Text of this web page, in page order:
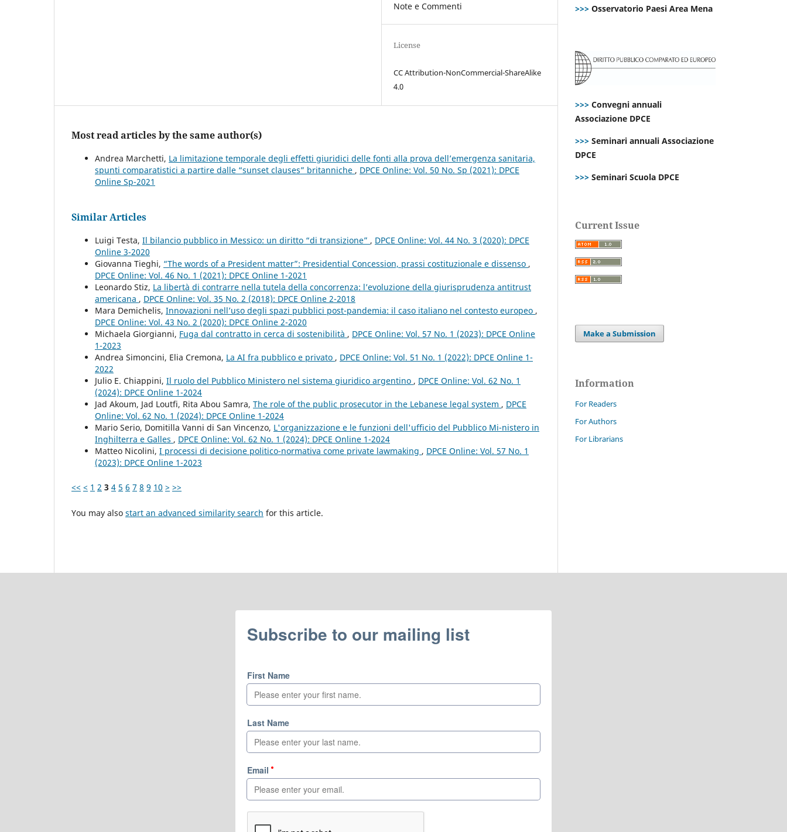
Note e Commenti
License
CC Attribution-NonCommercial-ShareAlike
4.0
Most read articles by the same author(s)
Andrea Marchetti, La limitazione temporale degli effetti giuridici delle fonti alla prova dell’emergenza sanitaria,
spunti comparatistici a partire dalle “sunset clauses” britanniche , DPCE Online: Vol. 50 No. Sp (2021): DPCE
Online Sp-2021
Similar Articles
Luigi Testa, Il bilancio pubblico in Messico: un diritto “di transizione” , DPCE Online: Vol. 44 No. 3 (2020): DPCE
Online 3-2020
Giovanna Tieghi, “The words of a President matter”: Presidential Concession, prassi costituzionale e dissenso ,
DPCE Online: Vol. 46 No. 1 (2021): DPCE Online 1-2021
Leonardo Stiz, La libertà di contrarre nella tutela della concorrenza: l’evoluzione della giurisprudenza antitrust
americana , DPCE Online: Vol. 35 No. 2 (2018): DPCE Online 2-2018
Mara Demichelis, Innovazioni nell’uso degli spazi pubblici post-pandemia: il caso italiano nel contesto europeo ,
DPCE Online: Vol. 43 No. 2 (2020): DPCE Online 2-2020
Michaela Giorgianni, Fuga dal contratto in cerca di sostenibilità , DPCE Online: Vol. 57 No. 1 (2023): DPCE Online
1-2023
Andrea Simoncini, Elia Cremona, La AI fra pubblico e privato , DPCE Online: Vol. 51 No. 1 (2022): DPCE Online 1-
2022
Julio E. Chiappini, Il ruolo del Pubblico Ministero nel sistema giuridico argentino , DPCE Online: Vol. 62 No. 1
(2024): DPCE Online 1-2024
Jad Akoum, Jad Loutfi, Rita Abou Samra, The role of the public prosecutor in the Lebanese legal system , DPCE
Online: Vol. 62 No. 1 (2024): DPCE Online 1-2024
Mario Serio, Domitilla Vanni di San Vincenzo, L'organizzazione e le funzioni dell'ufficio del Pubblico Mi-nistero in
Inghilterra e Galles , DPCE Online: Vol. 62 No. 1 (2024): DPCE Online 1-2024
Matteo Nicolini, I processi di decisione politico-normativa come private lawmaking , DPCE Online: Vol. 57 No. 1
(2023): DPCE Online 1-2023
<< < 1 2 3 4 5 6 7 8 9 10 > >>
You may also start an advanced similarity search for this article.
>>> Osservatorio Paesi Area Mena
>>> Convegni annuali
Associazione DPCE
>>> Seminari annuali Associazione
DPCE
>>> Seminari Scuola DPCE
Current Issue
Make a Submission
Information
For Readers
For Authors
For Librarians